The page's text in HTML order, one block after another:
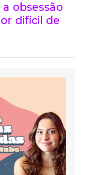
obsessão
difícil de